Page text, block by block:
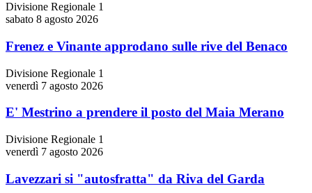
Divisione Regionale 1
sabato 8 agosto 2026
Frenez e Vinante approdano sulle rive del Benaco
Divisione Regionale 1
venerdì 7 agosto 2026
E' Mestrino a prendere il posto del Maia Merano
Divisione Regionale 1
venerdì 7 agosto 2026
Lavezzari si "autosfratta" da Riva del Garda